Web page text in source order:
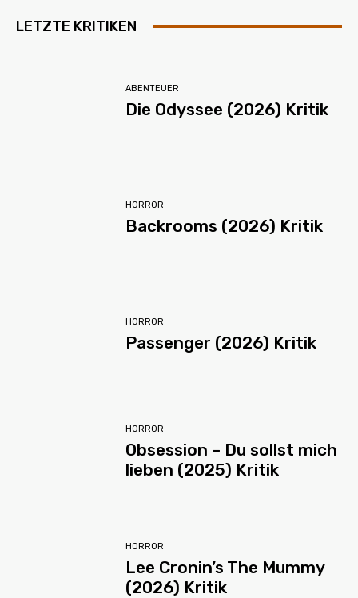
LETZTE KRITIKEN
ABENTEUER
Die Odyssee (2026) Kritik
HORROR
Backrooms (2026) Kritik
HORROR
Passenger (2026) Kritik
HORROR
Obsession – Du sollst mich
lieben (2025) Kritik
HORROR
Lee Cronin’s The Mummy
(2026) Kritik